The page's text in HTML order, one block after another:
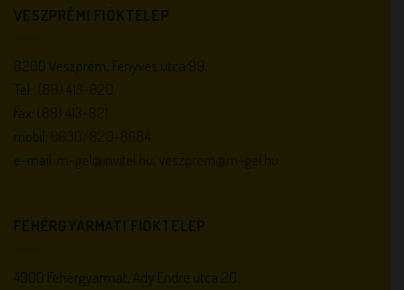
VESZPRÉMI FIÓKTELEP
8200 Veszprém, Fenyves utca 99.
Tel.:
fax:
mobil:
e-mail:
FEHÉRGYARMATI FIÓKTELEP
4900 Fehérgyarmat, Ady Endre utca 20.